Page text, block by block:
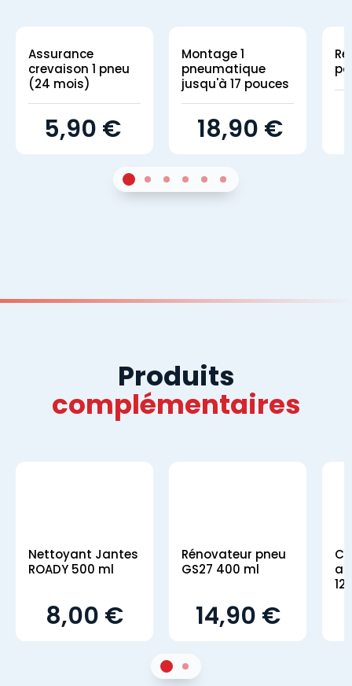
Assurance
crevaison 1 pneu
(24 mois)
5,90 €
Montage 1
pneumatique
jusqu'à 17 pouces
18,90 €
Sur 42Sur 43Sur 44Sur 45Sur 46Sur 4
Produits
complémentaires
Nettoyant Jantes
ROADY 500 ml
8,00 €
Rénovateur pneu
GS27 400 ml
14,90 €
Sur 22Sur 2